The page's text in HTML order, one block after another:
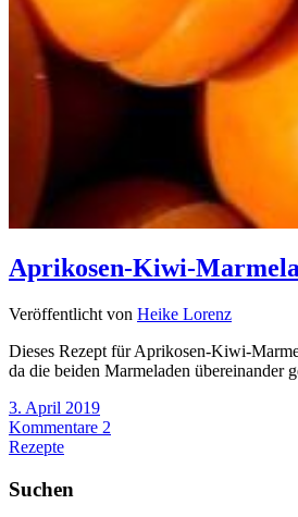
Aprikosen-Kiwi-
Veröffentlicht von Heike Lorenz
Dieses Rezept für Aprikosen-Kiwi-
da die beiden Marmeladen übereinander
3. April 2019
Kommentare 2
Rezepte
Suchen